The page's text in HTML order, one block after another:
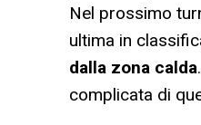
Nel prossimo
ultima in
dalla zona calda
complicata di